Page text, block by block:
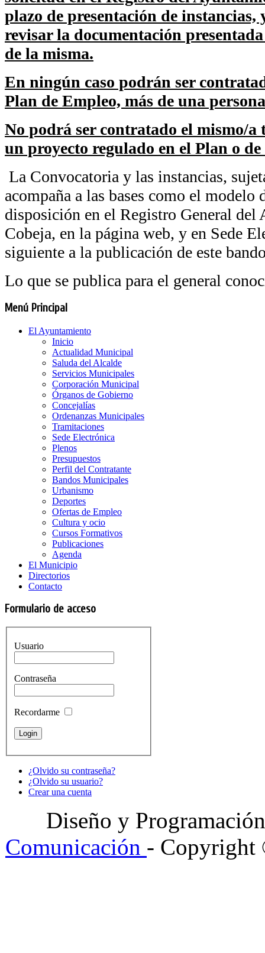
plazo de presentación de
revisar la documentación
de la misma.
En ningún caso podrán ser
Plan de Empleo, más de una
No podrá ser contratado el mismo/a
un proyecto regulado en el Plan o
La Convocatoria y las instancias,
acompaña a las bases como el modelo
disposición en el Registro General del
Cobeja, en la página web, y en Sede
siguiente a la publicación de este
Lo que se publica para el general
Menú Principal
El Ayuntamiento
Inicio
Actualidad Municipal
Saluda del Alcalde
Servicios Municipales
Corporación Municipal
Órganos de Gobierno
Concejalías
Ordenanzas Municipales
Tramitaciones
Sede Electrónica
Plenos
Presupuestos
Perfil del Contratante
Bandos Municipales
Urbanismo
Deportes
Ofertas de Empleo
Cultura y ocio
Cursos Formativos
Publicaciones
Agenda
El Municipio
Directorios
Contacto
Formulario de acceso
Usuario
Contraseña
Recordarme
¿Olvido su contraseña?
¿Olvido su usuario?
Crear una cuenta
Diseño y
Comunicación - Copyright